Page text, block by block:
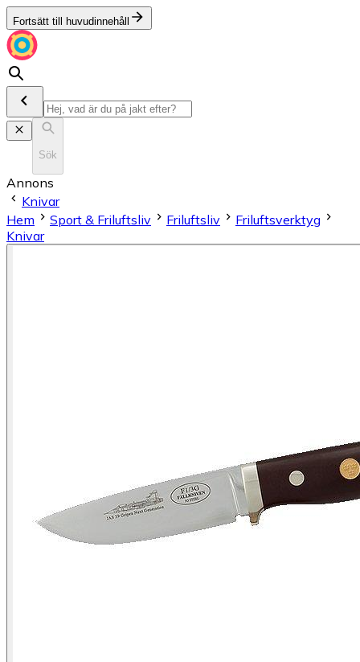
Fortsätt till huvudinnehåll
Sök
Annons
Knivar
Hem
Sport & Friluftsliv Friluftsliv
Friluftsverktyg
Knivar